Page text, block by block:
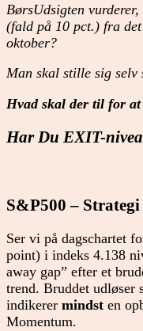
BørsUdsigten
(fald på 10 pct.) fra
oktober?
Man skal stille sig selv
Hvad skal der til for
Har Du EXIT-
S&P500 –
Ser vi på dagschartet
point) i indeks 4.138
away gap” efter et
trend. Bruddet udløser
indikerer mindst en
Momentum.